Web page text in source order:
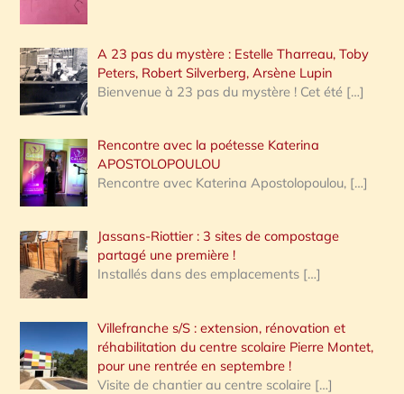
A 23 pas du mystère : Estelle Tharreau, Toby
Peters, Robert Silverberg, Arsène Lupin
Bienvenue à 23 pas du mystère ! Cet été […]
Rencontre avec la poétesse Katerina
APOSTOLOPOULOU
Rencontre avec Katerina Apostolopoulou, […]
Jassans-Riottier : 3 sites de compostage
partagé une première !
Installés dans des emplacements […]
Villefranche s/S : extension, rénovation et
réhabilitation du centre scolaire Pierre Montet,
pour une rentrée en septembre !
Visite de chantier au centre scolaire […]